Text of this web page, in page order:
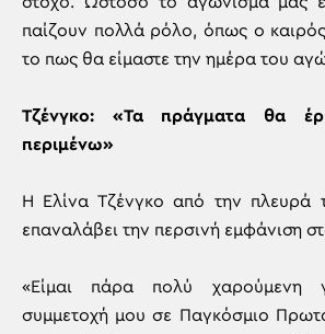
παίζουν πολλά ρόλο, όπως ο
το πως θα είμαστε την ημέρα του
Τζένγκο: «Τα πράγματα θα
περιμένω»
Η Ελίνα Τζένγκο από την πλευρά
επαναλάβει την περσινή εμφάνιση
«Είμαι πάρα πολύ χαρούμενη
συμμετοχή μου σε Παγκόσμιο